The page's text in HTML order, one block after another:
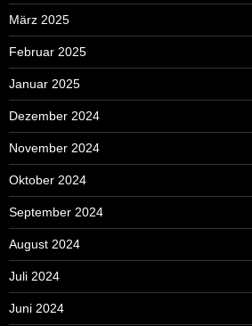
März 2025
Februar 2025
Januar 2025
Dezember 2024
November 2024
Oktober 2024
September 2024
August 2024
Juli 2024
Juni 2024